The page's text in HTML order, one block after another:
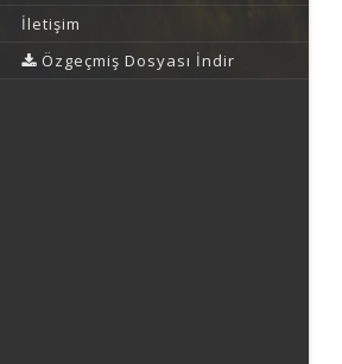
İletişim
Özgeçmiş Dosyası İndir